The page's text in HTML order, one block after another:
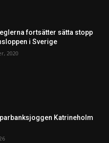
fortsätter sätta stopp
i Sverige
2020
Katrineholm